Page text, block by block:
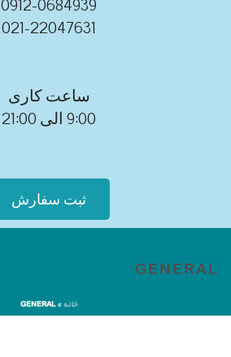
0912-0684939
021-22047631
ساعت کاری
9:00 الی 21:00
ثبت سفارش
GENERAL
خانه »
GENERAL